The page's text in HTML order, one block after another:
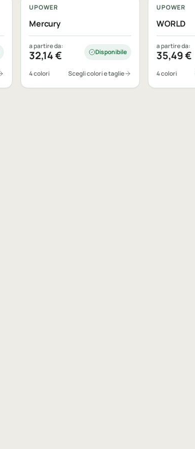
UPOWER
Mercury
a partire da:
32,14€ Disponibile
4 colori Scegli colori e taglie
UPOWER
WORLD
a partire da:
35,49€
4 colori